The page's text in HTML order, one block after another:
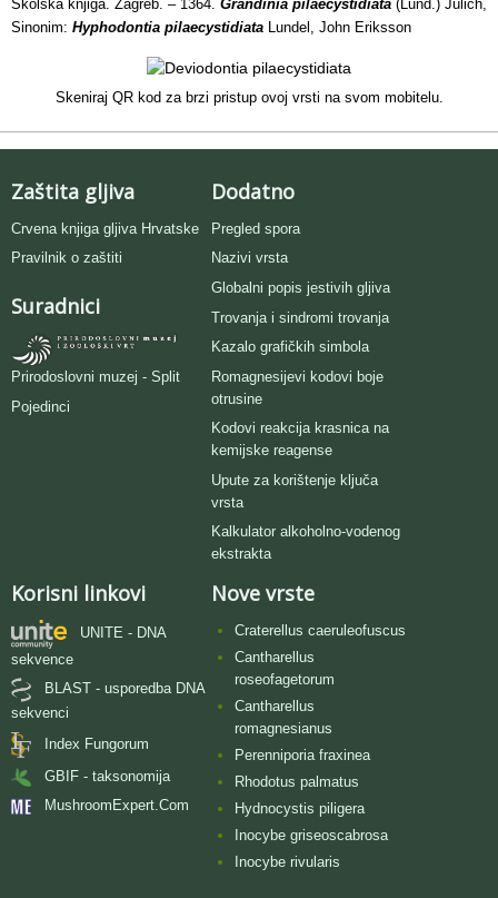
Školska knjiga. Zagreb. – 1364. Grandinia pilaecystidiata (Lund.) Jülich,
Sinonim: Hyphodontia pilaecystidiata Lundel, John Eriksson
Skeniraj QR kod za brzi pristup ovoj vrsti na svom mobitelu.
Zaštita gljiva
Crvena knjiga gljiva Hrvatske
Pravilnik o zaštiti
Suradnici
Prirodoslovni muzej - Split
Pojedinci
Dodatno
Pregled spora
Nazivi vrsta
Globalni popis jestivih gljiva
Trovanja i sindromi trovanja
Kazalo grafičkih simbola
Romagnesijevi kodovi boje
otrusine
Kodovi reakcija krasnica na
kemijske reagense
Upute za korištenje ključa
vrsta
Kalkulator alkoholno-vodenog
ekstrakta
Korisni linkovi
UNITE - DNA
sekvence
BLAST - usporedba DNA
sekvenci
Index Fungorum
GBIF - taksonomija
MushroomExpert.Com
Nove vrste
Craterellus caeruleofuscus
Cantharellus
roseofagetorum
Cantharellus
romagnesianus
Perenniporia fraxinea
Rhodotus palmatus
Hydnocystis piligera
Inocybe griseoscabrosa
Inocybe rivularis